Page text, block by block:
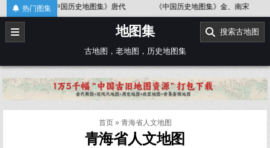
Skip
to
content
热门图集
中国历史地图集》唐代 《中国历史地图集》金、南宋 《中国历
地图集
古地图，老地图，历史地图集
搜索古地图
首页» 青海省人文地图
青海省人文地图